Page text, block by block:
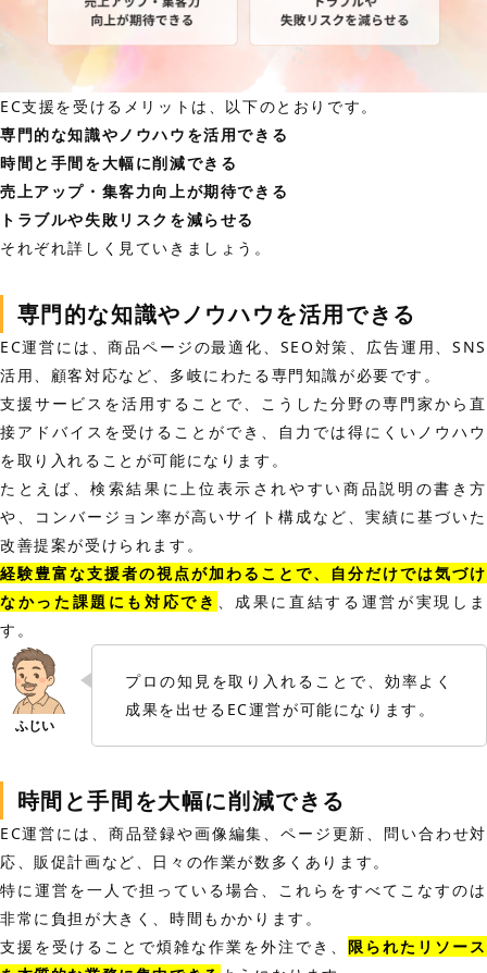
EC支援を受けるメリットは、以下のとおりです。
専門的な知識やノウハウを活用できる
時間と手間を大幅に削減できる
売上アップ・集客力向上が期待できる
トラブルや失敗リスクを減らせる
それぞれ詳しく見ていきましょう。
専門的な知識やノウハウを活用できる
EC運営には、商品ページの最適化、SEO対策、広告運用、SNS
活用、顧客対応など、多岐にわたる専門知識が必要です。
支援サービスを活用することで、こうした分野の専門家から直
接アドバイスを受けることができ、自力では得にくいノウハウ
を取り入れることが可能になります。
たとえば、検索結果に上位表示されやすい商品説明の書き方
や、コンバージョン率が高いサイト構成など、実績に基づいた
改善提案が受けられます。
経験豊富な支援者の視点が加わることで、自分だけでは気づけ
なかった課題にも対応でき 、成果に直結する運営が実現しま
す。
プロの知見を取り入れることで、効率よく
成果を出せるEC運営が可能になります。
時間と手間を大幅に削減できる
EC運営には、商品登録や画像編集、ページ更新、問い合わせ対
応、販促計画など、日々の作業が数多くあります。
特に運営を一人で担っている場合、これらをすべてこなすのは
非常に負担が大きく、時間もかかります。
支援を受けることで煩雑な作業を外注でき、限られたリソース